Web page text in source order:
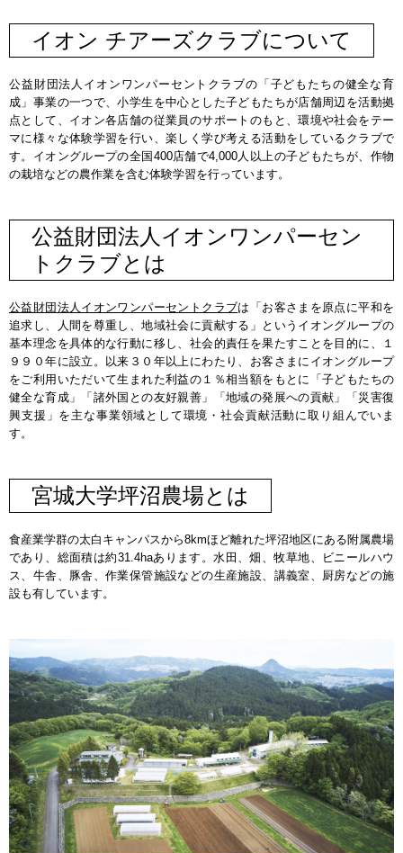
イオン チアーズクラブについて
公益財団法人イオンワンパーセントクラブの「子どもたちの健全な育
成」事業の一つで、小学生を中心とした子どもたちが店舗周辺を活動拠
点として、イオン各店舗の従業員のサポートのもと、環境や社会をテー
マに様々な体験学習を行い、楽しく学び考える活動をしているクラブで
す。イオングループの全国400店舗で4,000人以上の子どもたちが、作物
の栽培などの農作業を含む体験学習を行っています。
公益財団法人イオンワンパーセン
トクラブとは
公益財団法人イオンワンパーセントクラブは「お客さまを原点に平和を
追求し、人間を尊重し、地域社会に貢献する」というイオングループの
基本理念を具体的な行動に移し、社会的責任を果たすことを目的に、１
９９０年に設立。以来３０年以上にわたり、お客さまにイオングループ
をご利用いただいて生まれた利益の１％相当額をもとに「子どもたちの
健全な育成」「諸外国との友好親善」「地域の発展への貢献」「災害復
興支援」を主な事業領域として環境・社会貢献活動に取り組んでいま
す。
宮城大学坪沼農場とは
食産業学群の太白キャンパスから8kmほど離れた坪沼地区にある附属農場
であり、総面積は約31.4haあります。水田、畑、牧草地、ビニールハウ
ス、牛舎、豚舎、作業保管施設などの生産施設、講義室、厨房などの施
設も有しています。